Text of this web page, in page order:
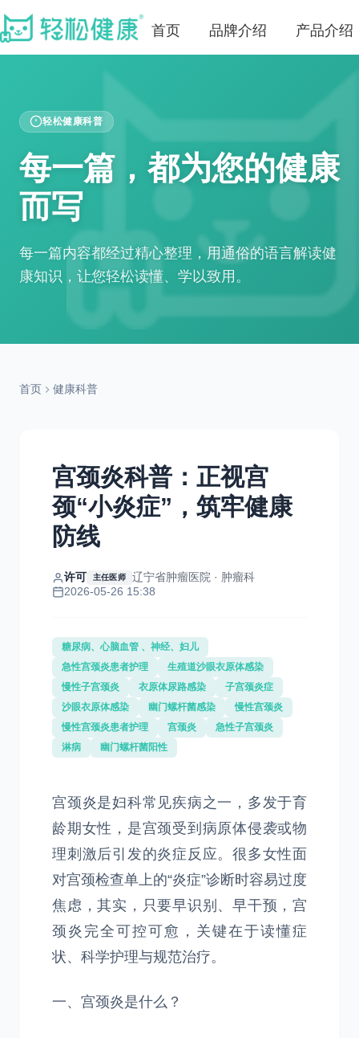
首页 品牌介绍 产品介绍
轻松健康科普
每一篇，都为您的健康
而写
每一篇内容都经过精心整理，用通俗的语言解读健
康知识，让您轻松读懂、学以致用。
首页 健康科普
宫颈炎科普：正视宫
颈“小炎症”，筑牢健康
防线
许可 主任医师
辽宁省肿瘤医院 · 肿瘤科
2026-05-26 15:38
糖尿病、心脑血管 、神经、妇儿
急性宫颈炎患者护理
生殖道沙眼衣原体感染
慢性子宫颈炎
衣原体尿路感染
子宫颈炎症
沙眼衣原体感染
幽门螺杆菌感染
慢性宫颈炎
慢性宫颈炎患者护理
宫颈炎
急性子宫颈炎
淋病
幽门螺杆菌阳性
宫颈炎是妇科常见疾病之一，多发于育
龄期女性，是宫颈受到病原体侵袭或物
理刺激后引发的炎症反应。很多女性面
对宫颈检查单上的“炎症”诊断时容易过度
焦虑，其实，只要早识别、早干预，宫
颈炎完全可控可愈，关键在于读懂症
状、科学护理与规范治疗。
一、宫颈炎是什么？